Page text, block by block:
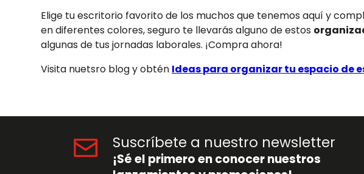
Elige tu escritorio favorito de los muchos que tenemos aquí y
en diferentes colores, seguro te llevarás alguno de estos
algunas de tus jornadas laborales. ¡Compra ahora!
Visita nuetsro blog y obtén Ideas para organizar tu espacio de
Suscríbete a nuestro newsletter
¡Sé el primero en conocer nuestros